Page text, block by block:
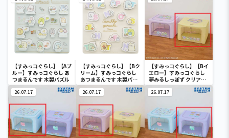
【すみっコぐらし】【Aブ
ルー】すみっコぐらし あ
つまるんです 木製パズル
【すみっコぐらし】【Bク
リーム】すみっコぐらし
あつまるんです 木製パズ
ル
【すみっコぐらし】【Bイ
エロー】すみっコぐらし
夢みるしっぽず クリア窓
付き収納ボックス
26.07.17 26.07.17 26.07.17